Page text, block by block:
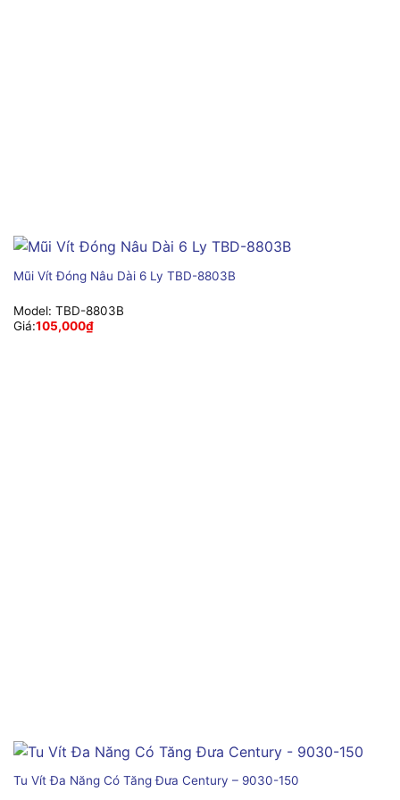
Mũi Vít Đóng Nâu Dài 6 Ly TBD-8803B
Model: TBD-8803B
Giá:105,000₫
Tu Vít Đa Năng Có Tăng Đưa Century – 9030-150